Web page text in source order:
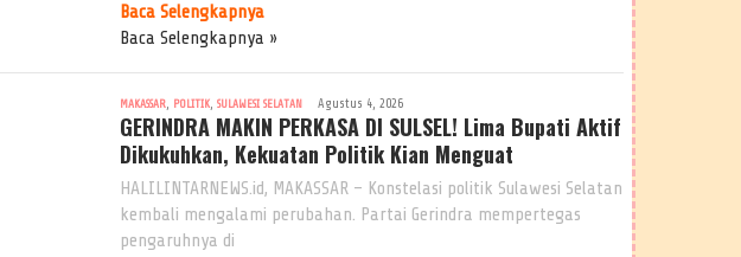
Baca Selengkapnya
Baca Selengkapnya »
MAKASSAR, POLITIK, SULAWESI SELATAN Agustus 4, 2026
GERINDRA MAKIN PERKASA DI SULSEL! Lima Bupati Aktif
Dikukuhkan, Kekuatan Politik Kian Menguat
HALILINTARNEWS.id, MAKASSAR – Konstelasi politik Sulawesi Selatan
kembali mengalami perubahan. Partai Gerindra mempertegas
pengaruhnya di